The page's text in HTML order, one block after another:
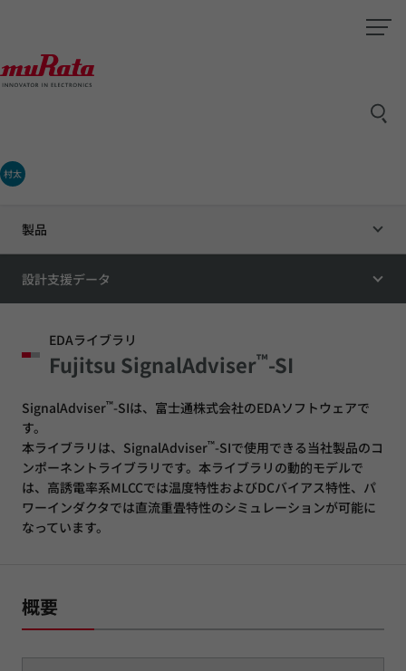
村太
製品
設計支援データ
EDAライブラリ
Fujitsu SignalAdviser™-SI
SignalAdviser™-SIは、富士通株式会社のEDAソフトウェアで
す。
本ライブラリは、SignalAdviser™-SIで使用できる当社製品のコ
ンポーネントライブラリです。本ライブラリの動的モデルで
は、高誘電率系MLCCでは温度特性およびDCバイアス特性、パ
ワーインダクタでは直流重畳特性のシミュレーションが可能に
なっています。
概要